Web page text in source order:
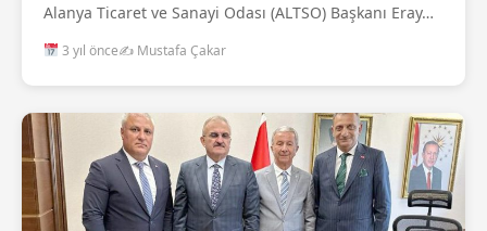
Alanya Ticaret ve Sanayi Odası (ALTSO) Başkanı Eray…
3 yıl önce✍️ Mustafa Çakar